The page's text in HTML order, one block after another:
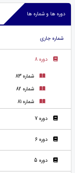
دوره ها و شماره ها
شماره جاری
دوره 8
شماره 83
شماره 82
شماره 81
دوره 7
دوره 6
دوره 5